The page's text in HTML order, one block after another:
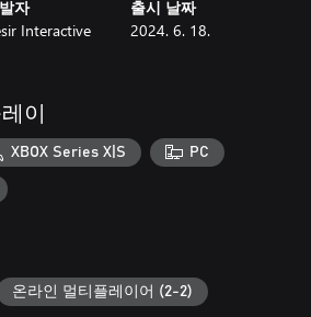
나, 불법적으로 벽에 그림을 그리는 그
요. 어떤 상황에든 대비해야 합니다. 버
로막고 있는 수준의 일이더라도 말이
Expansion을 통해 순찰 지역을 넓
Franklin 주의 아름다움을 탐험하면
을 벌이고, 빠르게 피트 매뉴버를 전개
는 용의자를 전략적으로 저지하고, 더
이션을 즐기세요. Brighton 경찰서와
관들은 이제 고속도로를 순찰하며 흥
차량 도난범을 막아 달라는 요청이
나 바리케이드 같은 새로운 도구를 사
자
Interactive
출시 날짜
2024. 6. 18.
이
XBOX Series X|S PC
온라인 멀티플레이어 (2-2)